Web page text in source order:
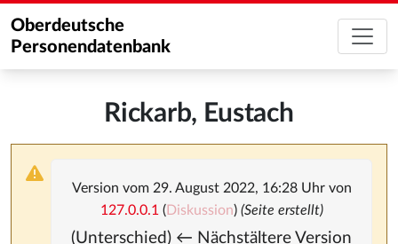
Oberdeutsche
Personendatenbank
Rickarb, Eustach
Version vom 29. August 2022, 16:28 Uhr von
127.0.0.1 (Diskussion) (Seite erstellt)
(Unterschied) ← Nächstältere Version